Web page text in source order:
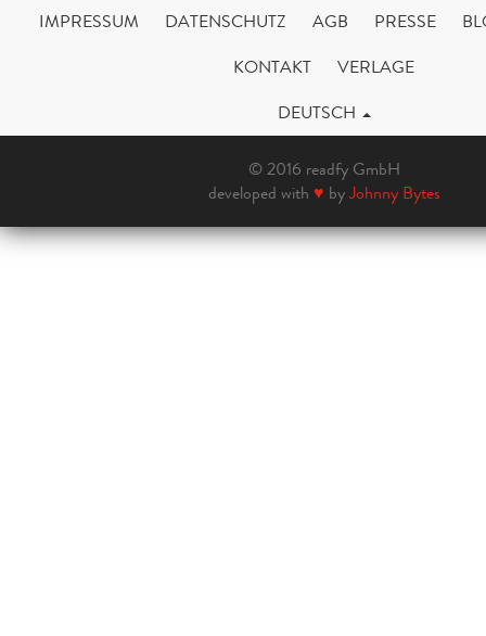
IMPRESSUM DATENSCHUTZ AGB PRESSE
KONTAKT
VERLAGE
DEUTSCH
© 2016 readfy GmbH
developed with ♥ byJohnny Bytes